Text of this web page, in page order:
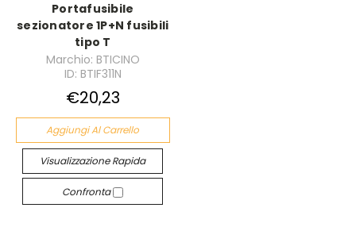
Portafusibile
sezionatore 1P+N fusibili
tipo T
Marchio: BTICINO
ID: BTIF311N
€20,23
Aggiungi Al Carrello
Visualizzazione Rapida
Confronta